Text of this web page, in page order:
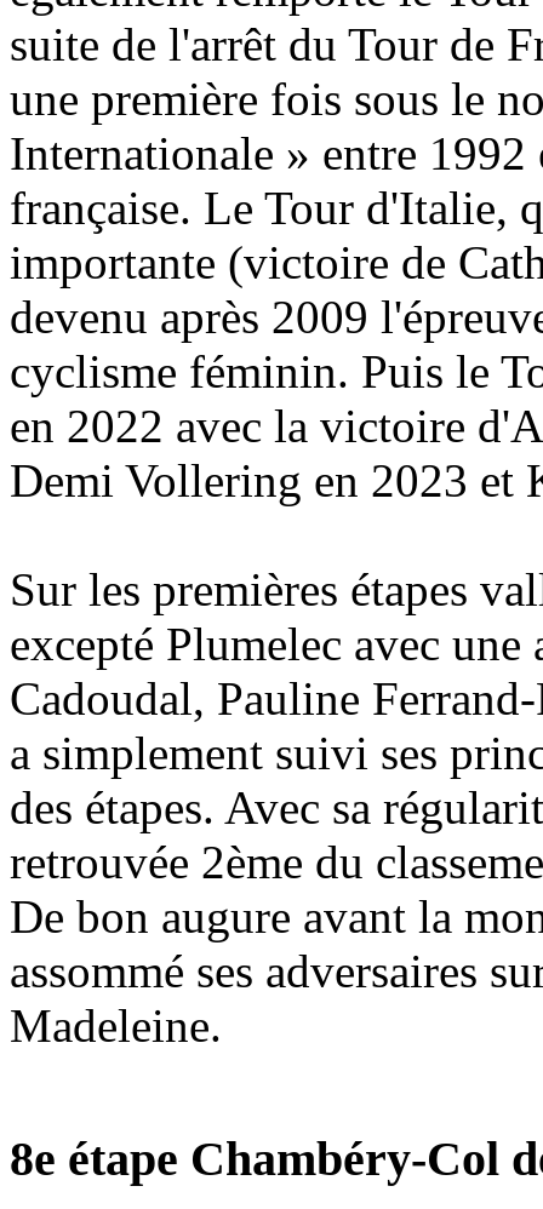
suite de l'arrêt du Tour de
une première fois sous le
Internationale » entre
française. Le Tour d'Italie,
importante (victoire de
devenu après 2009
cyclisme féminin. Puis le
en 2022 avec la victoire
Demi Vollering en 2023 et
Sur les premières étapes
excepté Plumelec avec une
Cadoudal, Pauline
a simplement suivi ses
des étapes. Avec sa
retrouvée 2ème du
De bon augure avant la
assommé ses adversaires
Madeleine.
8e étape Chambéry-Col